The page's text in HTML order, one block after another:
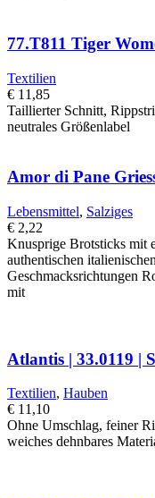
77.T811 Tiger
Textilien
€ 11,85
Taillierter Schnitt,
neutrales Größenlabel
Amor di Pane
Lebensmittel, Salziges
€ 2,22
Knusprige Brotsticks mit
authentischen
Geschmacksrichtungen
mit
Atlantis | 33.0119 |
Textilien, Hauben
€ 11,10
Ohne Umschlag, feiner
weiches dehnbares